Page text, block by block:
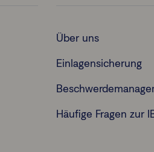
Über uns
Einlagensicherung
Häufige Fragen zur